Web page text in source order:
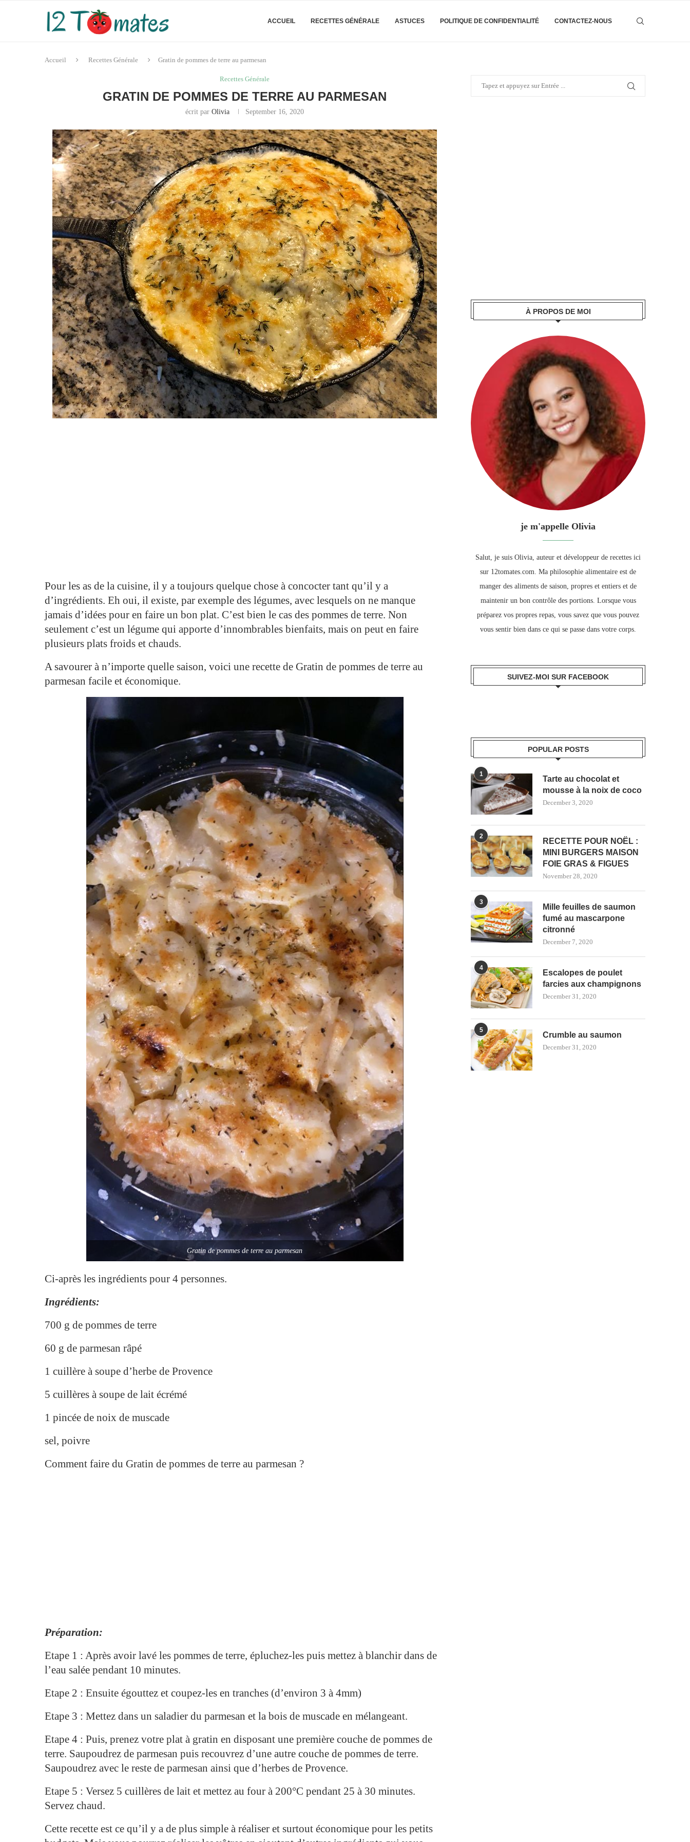
ACCUEIL RECETTES GÉNÉRALE ASTUCES POLITIQUE DE CONFIDENTIALITÉ CONTACTEZ-NOUS
Accueil Recettes Générale Gratin de pommes de terre au parmesan
Recettes Générale
GRATIN DE POMMES DE TERRE AU PARMESAN
écrit parOlivia September 16, 2020
Pour les as de la cuisine, il y a toujours quelque chose à concocter tant qu’il y a
d’ingrédients. Eh oui, il existe, par exemple des légumes, avec lesquels on ne manque
jamais d’idées pour en faire un bon plat. C’est bien le cas des pommes de terre. Non
seulement c’est un légume qui apporte d’innombrables bienfaits, mais on peut en faire
plusieurs plats froids et chauds.
A savourer à n’importe quelle saison, voici une recette de Gratin de pommes de terre au
parmesan facile et économique.
Gratin de pommes de terre au parmesan
Ci-après les ingrédients pour 4 personnes.
Ingrédients:
700 g de pommes de terre
60 g de parmesan râpé
1 cuillère à soupe d’herbe de Provence
5 cuillères à soupe de lait écrémé
1 pincée de noix de muscade
sel, poivre
Comment faire du Gratin de pommes de terre au parmesan ?
Préparation:
Etape 1 : Après avoir lavé les pommes de terre, épluchez-les puis mettez à blanchir dans de
l’eau salée pendant 10 minutes.
Etape 2 : Ensuite égouttez et coupez-les en tranches (d’environ 3 à 4mm)
Etape 3 : Mettez dans un saladier du parmesan et la bois de muscade en mélangeant.
Etape 4 : Puis, prenez votre plat à gratin en disposant une première couche de pommes de
terre. Saupoudrez de parmesan puis recouvrez d’une autre couche de pommes de terre.
Saupoudrez avec le reste de parmesan ainsi que d’herbes de Provence.
Etape 5 : Versez 5 cuillères de lait et mettez au four à 200°C pendant 25 à 30 minutes.
Servez chaud.
Cette recette est ce qu’il y a de plus simple à réaliser et surtout économique pour les petits
À PROPOS DE MOI
je m'appelle Olivia
Salut, je suis Olivia, auteur et développeur de recettes ici
sur 12tomates.com. Ma philosophie alimentaire est de
manger des aliments de saison, propres et entiers et de
maintenir un bon contrôle des portions. Lorsque vous
préparez vos propres repas, vous savez que vous pouvez
vous sentir bien dans ce qui se passe dans votre corps.
SUIVEZ-MOI SUR FACEBOOK
POPULAR POSTS
1
Tarte au chocolat et
mousse à la noix de coco
December 3, 2020
2
RECETTE POUR NOËL :
MINI BURGERS MAISON
FOIE GRAS & FIGUES
November 28, 2020
3
Mille feuilles de saumon
fumé au mascarpone
citronné
December 7, 2020
4
Escalopes de poulet
farcies aux champignons
December 31, 2020
5
Crumble au saumon
December 31, 2020